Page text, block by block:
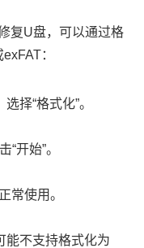
复U盘，可以通过格
：
择“格式化”。
开始”。
常使用。
能不支持格式化为